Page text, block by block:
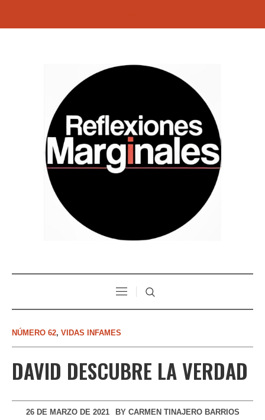
NÚMERO 62, VIDAS INFAMES
DAVID DESCUBRE LA VERDAD
26 DE MARZO DE 2021 BY CARMEN TINAJERO BARRIOS